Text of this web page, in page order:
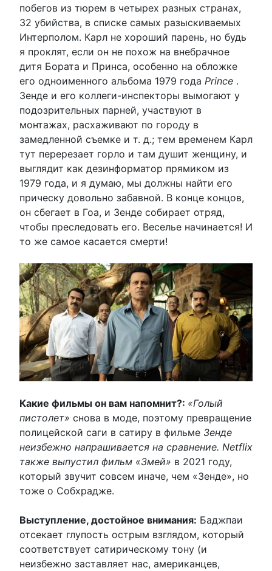
побегов из тюрем в четырех разных странах,
32 убийства, в списке самых разыскиваемых
Интерполом. Карл не хороший парень, но будь
я проклят, если он не похож на внебрачное
дитя Бората и Принса, особенно на обложке
его одноименного альбома 1979 года Prince .
Зенде и его коллеги-инспекторы вымогают у
подозрительных парней, участвуют в
монтажах, расхаживают по городу в
замедленной съемке и т. д.; тем временем Карл
тут перерезает горло и там душит женщину, и
выглядит как дезинформатор прямиком из
1979 года, и я думаю, мы должны найти его
прическу довольно забавной. В конце концов,
он сбегает в Гоа, и Зенде собирает отряд,
чтобы преследовать его. Веселье начинается! И
то же самое касается смерти!
Какие фильмы он вам напомнит?: «Голый
пистолет» снова в моде, поэтому превращение
полицейской саги в сатиру в фильме Зенде
неизбежно напрашивается на сравнение. Netflix
также выпустил фильм «Змей» в 2021 году,
который звучит совсем иначе, чем «Зенде», но
тоже о Собхрадже.
Выступление, достойное внимания: Баджпаи
отсекает глупость острым взглядом, который
соответствует сатирическому тону (и
неизбежно заставляет нас, американцев,